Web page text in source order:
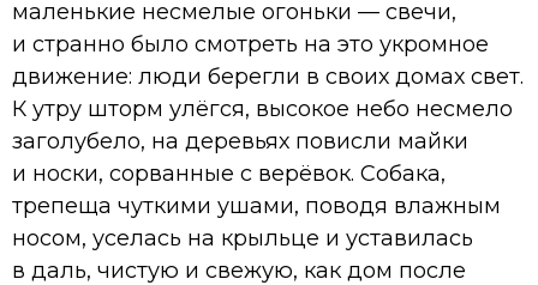
маленькие несмелые огоньки — свечи,
и странно было смотреть на это укромное
движение: люди берегли в своих домах свет.
К утру шторм улёгся, высокое небо несмело
заголубело, на деревьях повисли майки
и носки, сорванные с верёвок. Собака,
трепеща чуткими ушами, поводя влажным
носом, уселась на крыльце и уставилась
в даль, чистую и свежую, как дом после